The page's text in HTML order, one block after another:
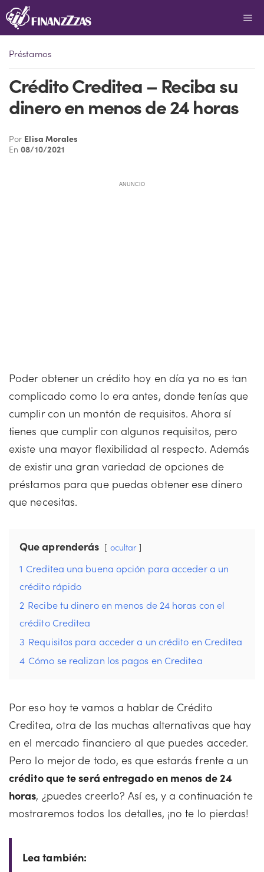
Saltar
al
Préstamos
Crédito Creditea – Reciba su
dinero en menos de 24 horas
Por Elisa Morales
En08/10/2021
ANUNCIO
Poder obtener un crédito hoy en día ya no es tan
complicado como lo era antes, donde tenías que
cumplir con un montón de requisitos. Ahora sí
tienes que cumplir con algunos requisitos, pero
existe una mayor flexibilidad al respecto. Además
de existir una gran variedad de opciones de
préstamos para que puedas obtener ese dinero
que necesitas.
Que aprenderás ocultar
1 Creditea una buena opción para acceder a un
crédito rápido
2 Recibe tu dinero en menos de 24 horas con el
crédito Creditea
3 Requisitos para acceder a un crédito en Creditea
4 Cómo se realizan los pagos en Creditea
Por eso hoy te vamos a hablar de Crédito
Creditea, otra de las muchas alternativas que hay
en el mercado financiero al que puedes acceder.
Pero lo mejor de todo, es que estarás frente a un
crédito que te será entregado en menos de 24
horas, ¿puedes creerlo? Así es, y a continuación te
mostraremos todos los detalles, ¡no te lo pierdas!